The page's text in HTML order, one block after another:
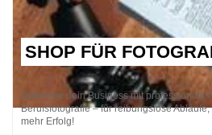
SHOP FÜR
Optimiere dein Business mit
Berufsfotografie – für reibungslose
mehr Erfolg!